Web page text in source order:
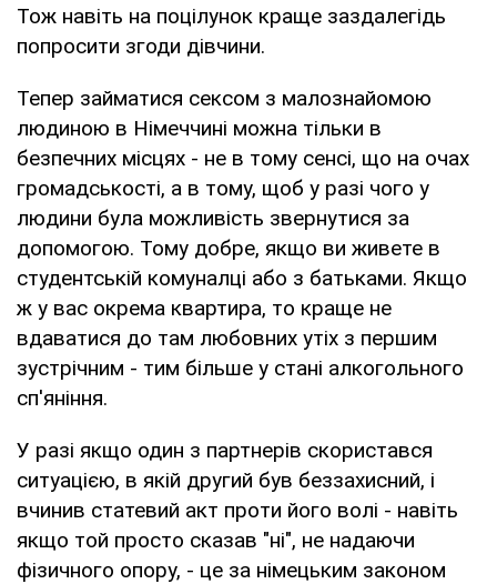
Тож навіть на поцілунок краще заздалегідь
попросити згоди дівчини.
Тепер займатися сексом з малознайомою
людиною в Німеччині можна тільки в
безпечних місцях - не в тому сенсі, що на очах
громадськості, а в тому, щоб у разі чого у
людини була можливість звернутися за
допомогою. Тому добре, якщо ви живете в
студентській комуналці або з батьками. Якщо
ж у вас окрема квартира, то краще не
вдаватися до там любовних утіх з першим
зустрічним - тим більше у стані алкогольного
сп'яніння.
У разі якщо один з партнерів скористався
ситуацією, в якій другий був беззахисний, і
вчинив статевий акт проти його волі - навіть
якщо той просто сказав "ні", не надаючи
фізичного опору, - це за німецьким законом